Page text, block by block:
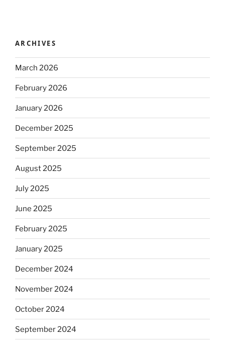
ARCHIVES
March 2026
February 2026
January 2026
December 2025
September 2025
August 2025
July 2025
June 2025
February 2025
January 2025
December 2024
November 2024
October 2024
September 2024